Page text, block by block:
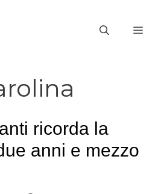
ricorda la
anni e mezzo